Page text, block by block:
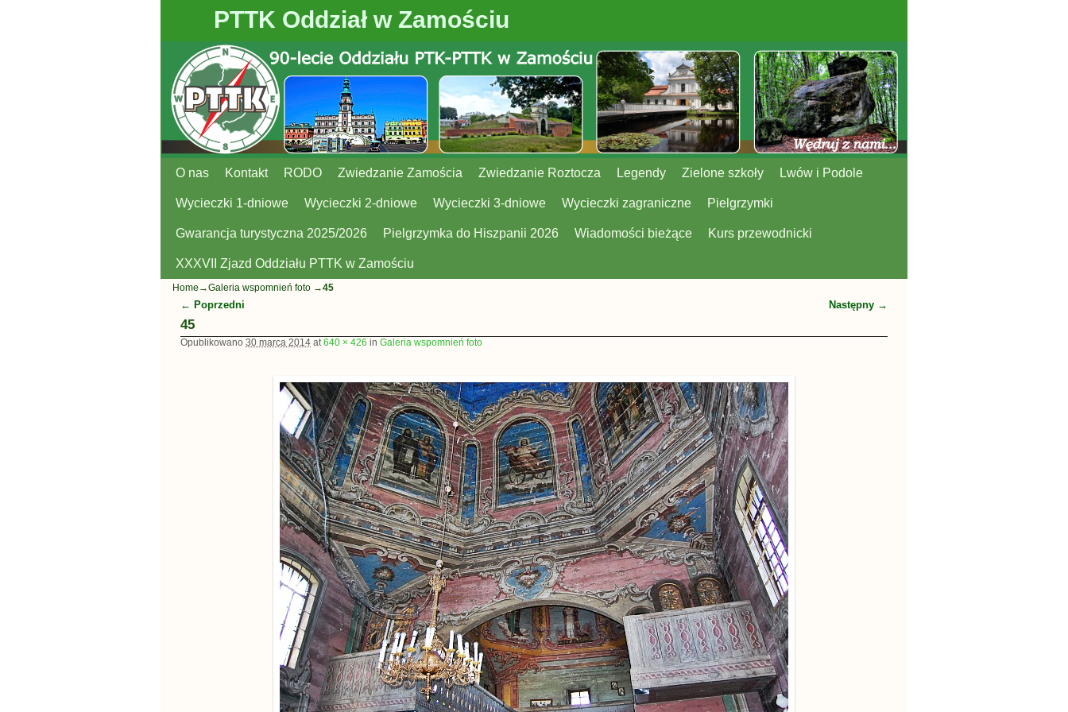
PTTK Oddział w Zamościu
Przejdź do głównej treści
Przejdź do
O nas Kontakt RODO Zwiedzanie Zamościa Zwiedzanie Roztocza Legendy Zielone szkoły Lwów i Podole
Wycieczki 1-dniowe Wycieczki 2-dniowe Wycieczki 3-dniowe Wycieczki zagraniczne Pielgrzymki
Gwarancja turystyczna 2025/2026 Pielgrzymka do Hiszpanii 2026 Wiadomości bieżące Kurs przewodnicki
XXXVII Zjazd Oddziału PTTK w Zamościu
Home →Galeria wspomnień foto →45
Nawigacja
← Poprzedni Następny →
45
Opublikowano 30 marca 2014 at 640 × 426 in Galeria wspomnień foto